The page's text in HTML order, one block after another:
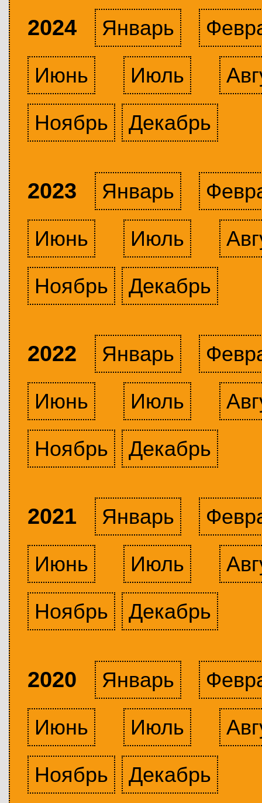
2024 Январь
Июнь
Июль
Ноябрь
Декабрь
2023 Январь
Июнь
Июль
Ноябрь
Декабрь
2022 Январь
Июнь
Июль
Ноябрь
Декабрь
2021 Январь
Июнь
Июль
Ноябрь
Декабрь
2020 Январь
Июнь
Июль
Ноябрь
Декабрь